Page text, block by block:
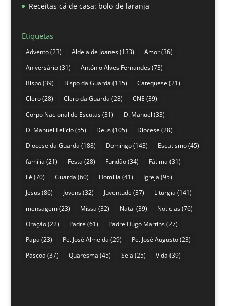
Receitas cá de casa: bolo de laranja
Etiquetas
Advento(23) Aldeia de Joanes(133) Amor(36)
Aniversário(31) António Alves Fernandes(73)
Bispo(39) Bispo da Guarda (115) Catequese (21)
Clero(28) Clero da Guarda (28) CNE (39)
Corpo Nacional de Escutas(31) D. Manuel (33)
D. Manuel Felício(55) Deus(105) Diocese (28)
Diocese da Guarda (188) Domingo(143) Escutismo(45)
família (21) Festa (28) Fundão(34) Fátima (31)
Fé (70) Guarda (60) Homilia (41) Igreja (95)
Jesus(86) Jovens(32) Juventude (37) Liturgia (141)
mensagem(23) Missa (32) Natal (39) Noticias(76)
Oração(22) Padre (61) Padre Hugo Martins(27)
Papa (23) Pe. José Almeida (29) Pe. José Augusto(23)
Páscoa (37) Quaresma (45) Seia (25) Vida (39)